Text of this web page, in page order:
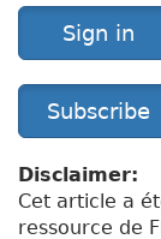
Sign in
Subscribe
Disclaimer:
Cet article a
ressource de